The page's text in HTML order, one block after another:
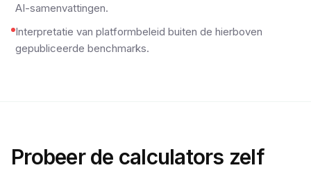
AI-samenvattingen.
Interpretatie van platformbeleid buiten de hierboven
gepubliceerde benchmarks.
Probeer de calculators zelf